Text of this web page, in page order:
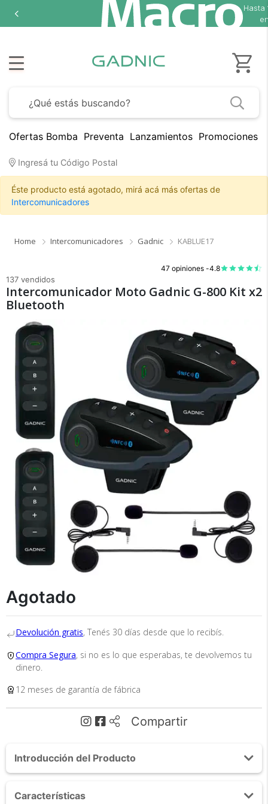
Hasta18 cuotas sin
en seleccionados
Ofertas Bomba Preventa Lanzamientos Promociones
Ingresá tu Código Postal
Éste producto está agotado, mirá acá más ofertas de
Intercomunicadores
Home Intercomunicadores Gadnic KABLUE17
47 opiniones -4.8
137 vendidos
Intercomunicador Moto Gadnic G-800 Kit x2
Bluetooth
Agotado
Devolución gratis, Tenés 30 días desde que lo recibís.
Compra Segura, si no es lo que esperabas, te devolvemos tu
dinero.
12 meses de garantía de fábrica
Compartir
Introducción del Producto
x2 Bluetooth
Características
Medios de Pago
que esperabas o te devolvemos el 100% de tu